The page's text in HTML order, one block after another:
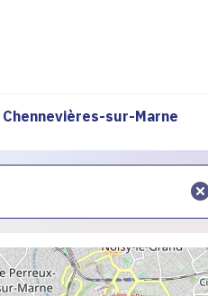
Chennevières-sur-Marne